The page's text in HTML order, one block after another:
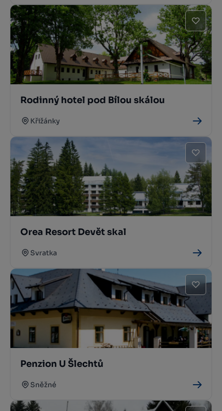
Rodinný hotel pod Bílou skálou
Křižánky
Orea Resort Devět skal
Svratka
Penzion U Šlechtů
Sněžné